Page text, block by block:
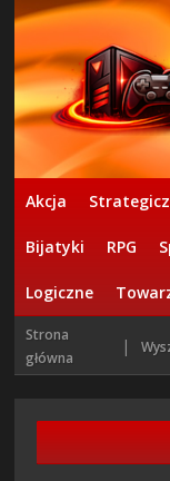
Akcja
Bijatyki RPG
Logiczne
Strona
główna
|